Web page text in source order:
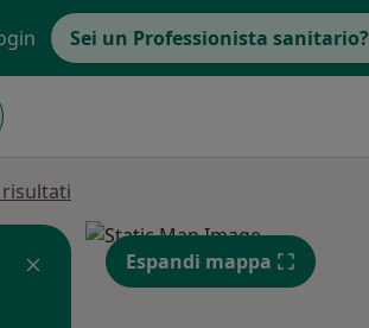
Sei un Professionista sanitario?
Espandi mappa